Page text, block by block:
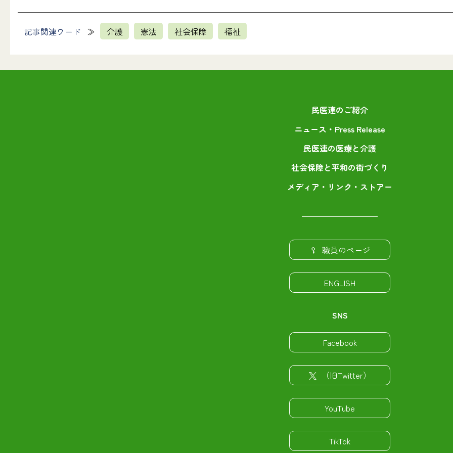
記事関連ワード 介護 憲法 社会保障 福祉
民医連のご紹介
ニュース・Press Release
民医連の医療と介護
社会保障と平和の街づくり
メディア・リンク・ストアー
職員のページ
ENGLISH
SNS
Facebook
（旧Twitter）
YouTube
TikTok